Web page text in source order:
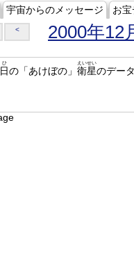
宇宙からのメッセージ お宝
< 2000年12
日
ひ
の「あけぼの」 衛星
えいせい
のデー